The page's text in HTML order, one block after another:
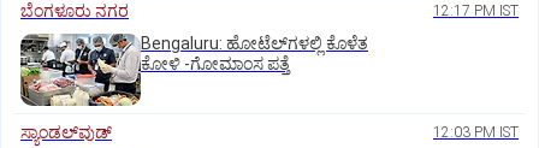
ಬೆಂಗಳೂರು ನಗರ 12:17 PM IST
Bengaluru: ಹೋಟೆಲ್‌ಗ‌ಳಲ್ಲಿ ಕೊಳೆತ
ಕೋಳಿ -ಗೋಮಾಂಸ ಪತ್ತೆ
ಸ್ಯಾಂಡಲ್‌ವುಡ್‌ 12:03 PM IST